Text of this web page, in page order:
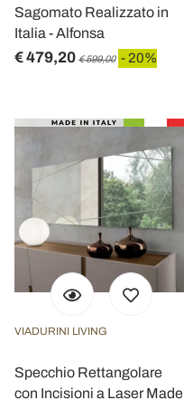
Sagomato Realizzato in
Italia - Alfonsa
€ 479,20 € 599,00 - 20%
VIADURINI LIVING
Specchio Rettangolare
con Incisioni a Laser Made